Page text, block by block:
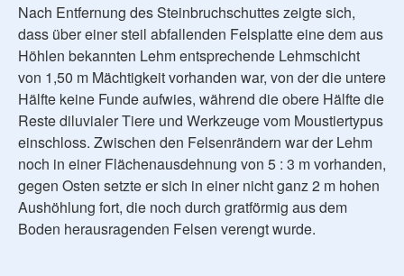
Nach Entfernung des Steinbruchschuttes zeigte sich,
dass über einer steil abfallenden Felsplatte eine dem aus
Höhlen bekannten Lehm entsprechende Lehmschicht
von 1,50 m Mächtigkeit vorhanden war, von der die untere
Hälfte keine Funde aufwies, während die obere Hälfte die
Reste diluvialer Tiere und Werkzeuge vom Moustiertypus
einschloss. Zwischen den Felsenrändern war der Lehm
noch in einer Flächenausdehnung von 5 : 3 m vorhanden,
gegen Osten setzte er sich in einer nicht ganz 2 m hohen
Aushöhlung fort, die noch durch gratförmig aus dem
Boden herausragenden Felsen verengt wurde.